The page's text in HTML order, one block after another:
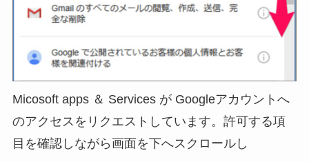
Micosoft apps ＆ Services が Googleアカウントへ
のアクセスをリクエストしています。許可する項
目を確認しながら画面を下へスクロールし